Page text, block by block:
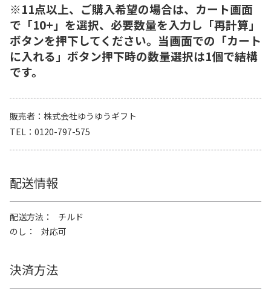
※11点以上、ご購入希望の場合は、カート画面
で「10+」を選択、必要数量を入力し「再計算」
ボタンを押下してください。当画面での「カート
に入れる」ボタン押下時の数量選択は1個で結構
です。
販売者
株式会社ゆうゆうギフト
TEL
0120-797-575
配送情報
配送方法
チルド
のし
対応可
決済方法